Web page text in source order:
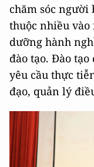
chăm sóc người
thuộc nhiều
dưỡng hành
đào tạo. Đào
yêu cầu thực
đạo, quản lý